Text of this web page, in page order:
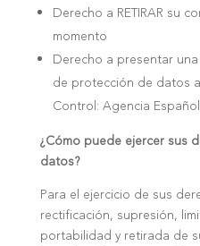
Derecho a RETIRAR su
momento
Derecho a presentar
de protección de datos
Control: Agencia
¿Cómo puede ejercer sus
datos?
Para el ejercicio de sus
rectificación, supresión,
portabilidad y retirada de